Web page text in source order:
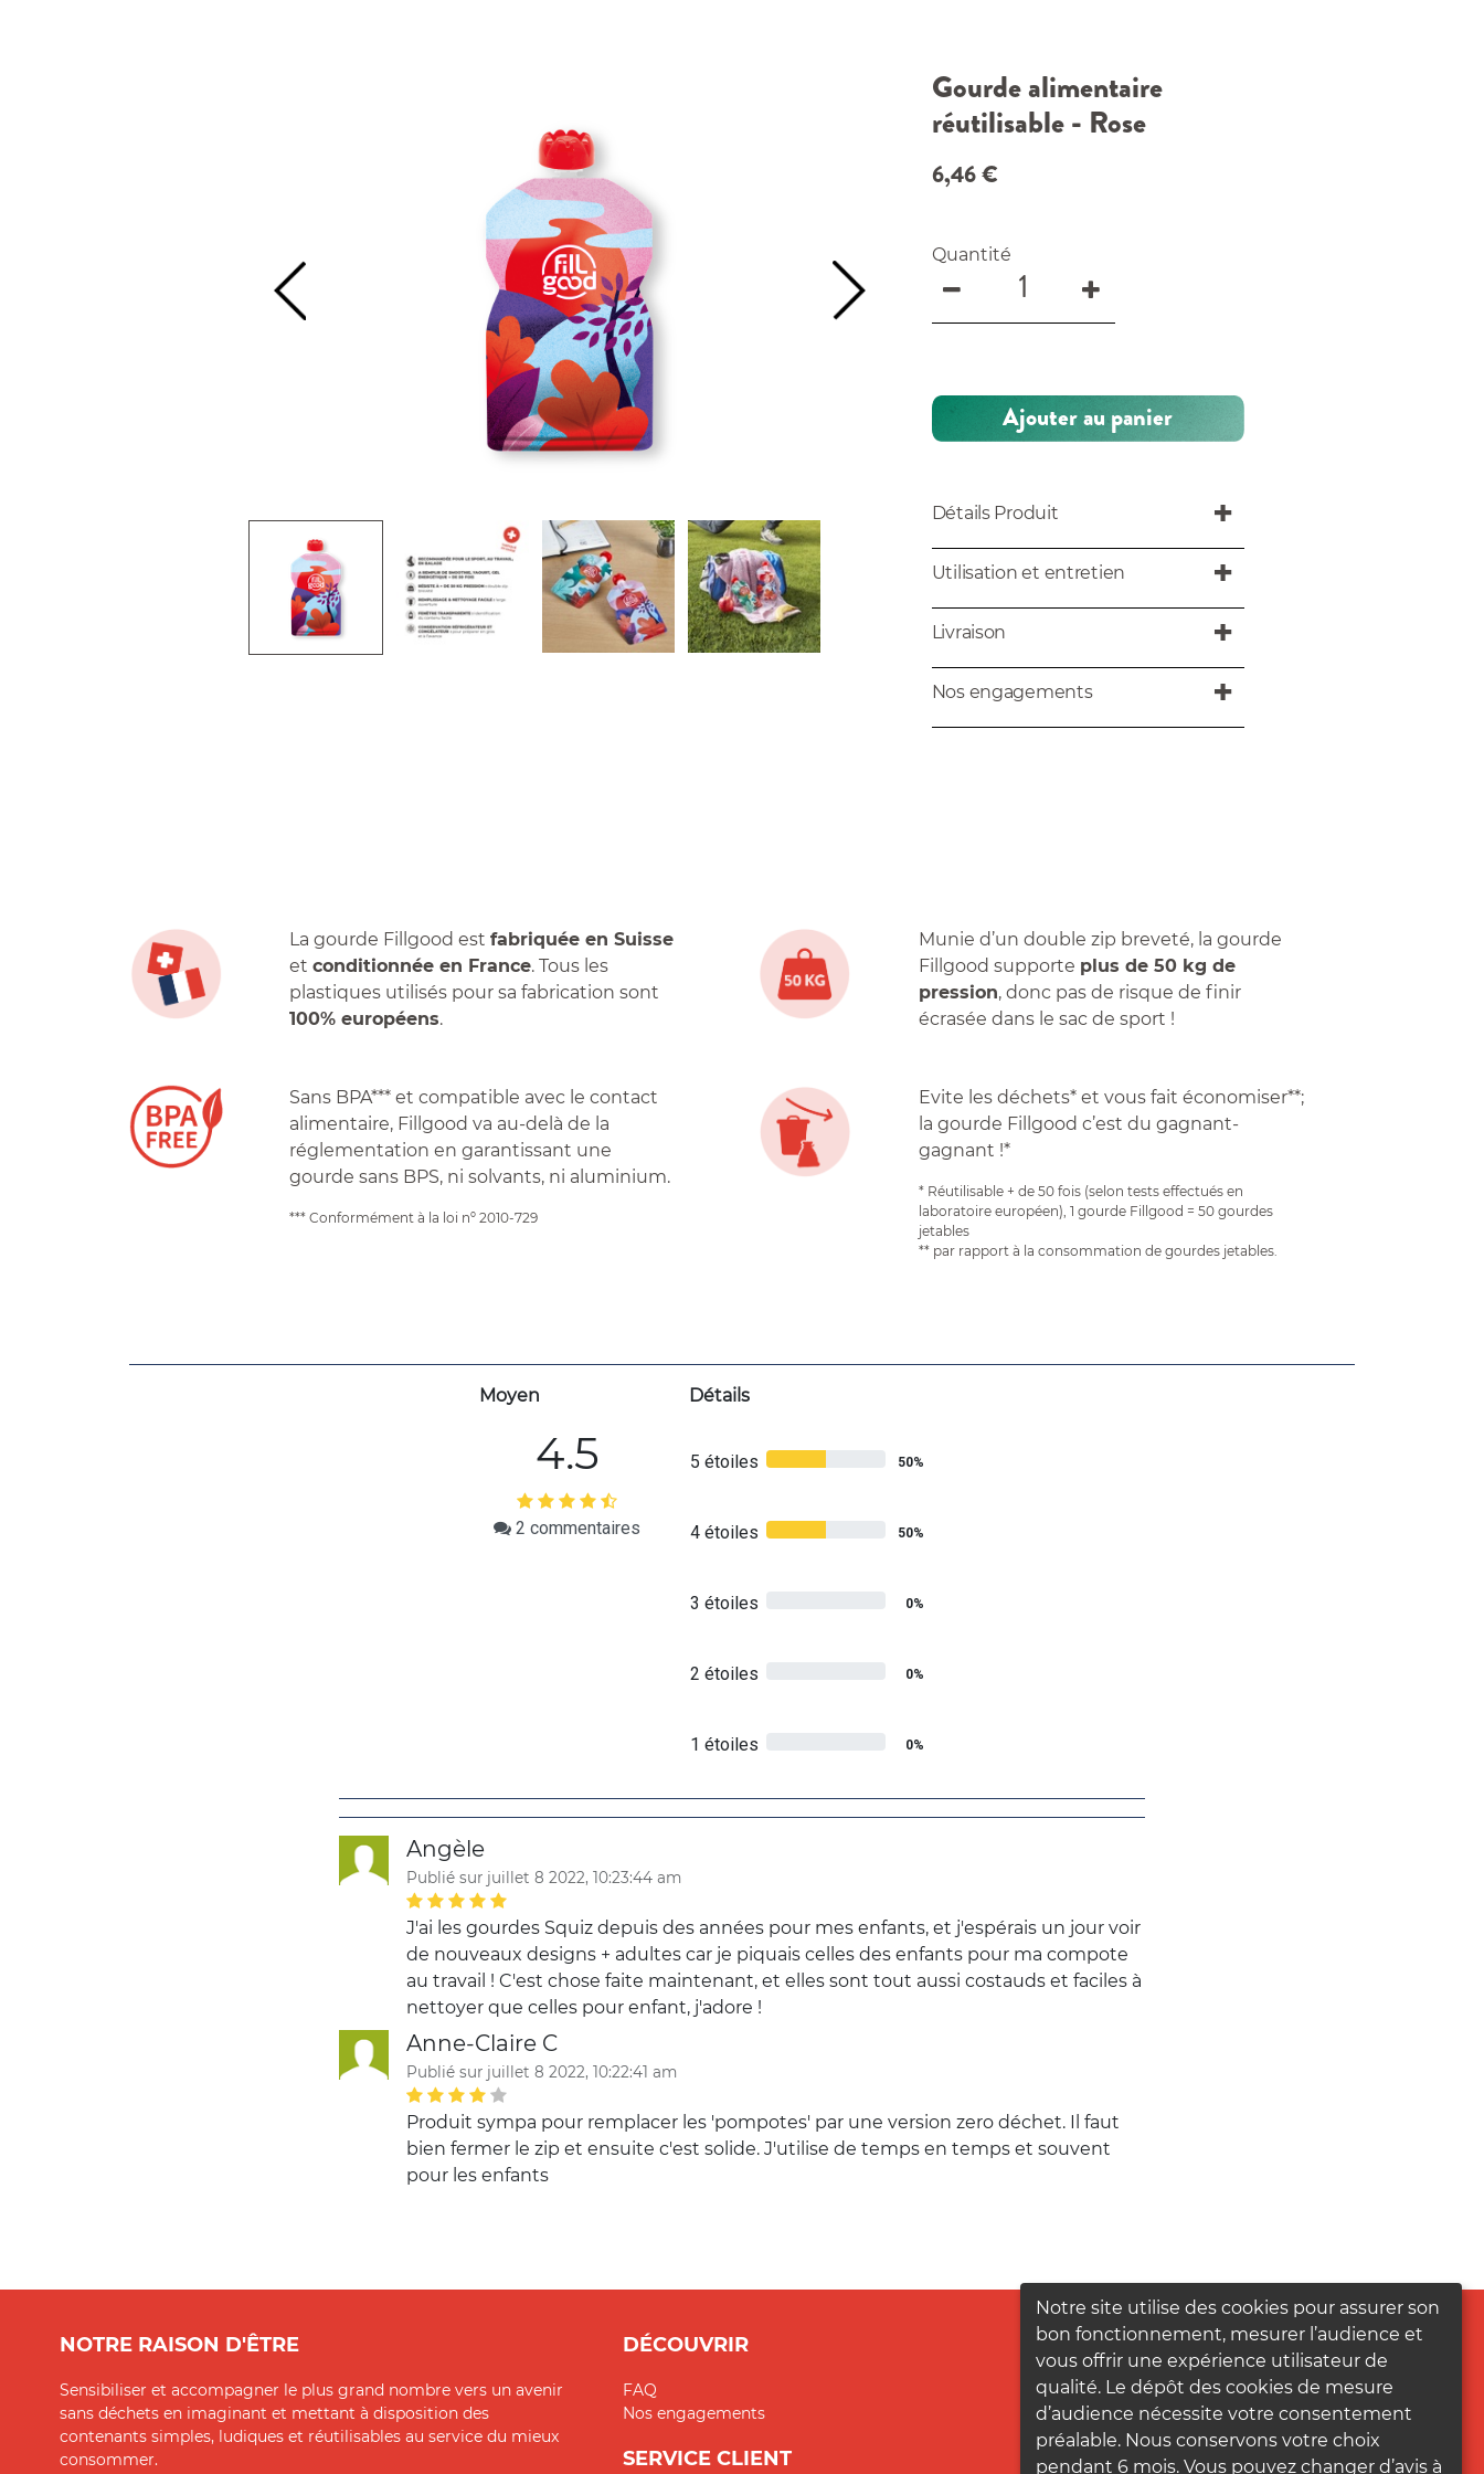
Gourde alimentaire
réutilisable - Rose
6,46€
Quantité
Ajouter au panier
Détails Produit
Utilisation et entretien
Livraison
Nos engagements
La gourde Fillgood est fabriquée en Suisse
et conditionnée en France. Tous les
plastiques utilisés pour sa fabrication sont
100% européens.
Munie d’un double zip breveté, la gourde
Fillgood supporte plus de 50 kg de
pression, donc pas de risque de finir
écrasée dans le sac de sport !
Sans BPA*** et compatible avec le contact
alimentaire, Fillgood va au-delà de la
réglementation en garantissant une
gourde sans BPS, ni solvants, ni aluminium.
*** Conformément à la loi nº 2010-729
Evite les déchets* et vous fait économiser**;
la gourde Fillgood c’est du gagnant-
gagnant !*
* Réutilisable + de 50 fois (selon tests effectués en
laboratoire européen), 1 gourde Fillgood = 50 gourdes
jetables
** par rapport à la consommation de gourdes jetables.
Moyen
4.5
2 commentaires
Détails
5 étoiles 50%
4 étoiles 50%
3 étoiles 0%
2 étoiles 0%
1 étoiles 0%
Angèle
Publié sur juillet 8 2022, 10:23:44 am
J'ai les gourdes Squiz depuis des années pour mes enfants, et j'espérais un jour voir
de nouveaux designs + adultes car je piquais celles des enfants pour ma compote
au travail ! C'est chose faite maintenant, et elles sont tout aussi costauds et faciles à
nettoyer que celles pour enfant, j'adore !
Anne-Claire C
Publié sur juillet 8 2022, 10:22:41 am
Produit sympa pour remplacer les 'pompotes' par une version zero déchet. Il faut
bien fermer le zip et ensuite c'est solide. J'utilise de temps en temps et souvent
pour les enfants
NOTRE RAISON D'ÊTRE
Sensibiliser et accompagner le plus grand nombre vers un avenir
sans déchets en imaginant et mettant à disposition des
contenants simples, ludiques et réutilisables au service du mieux
consommer.
DÉCOUVRIR
FAQ
Nos engagements
SERVICE CLIENT
Notre site utilise des cookies pour assurer son
bon fonctionnement, mesurer l’audience et
vous offrir une expérience utilisateur de
qualité. Le dépôt des cookies de mesure
d’audience nécessite votre consentement
préalable. Nous conservons votre choix
pendant 6 mois. Vous pouvez changer d’avis à